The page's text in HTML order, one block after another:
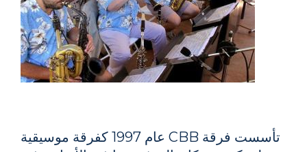
تأسست فرقة CBB عام 1997 كفرقة موسيقية